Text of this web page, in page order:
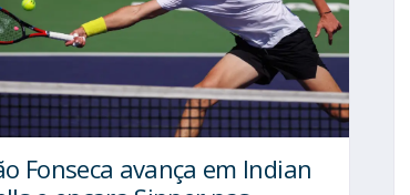
Fonseca avança em Indian